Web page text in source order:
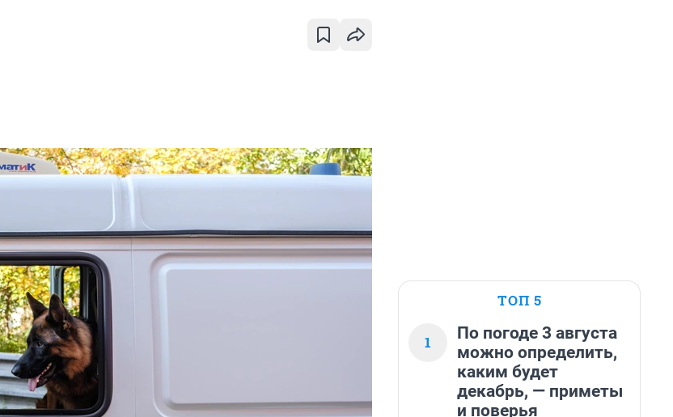
ТОП 5
1
По погоде 3 августа
можно определить,
каким будет
декабрь, — приметы
и поверья